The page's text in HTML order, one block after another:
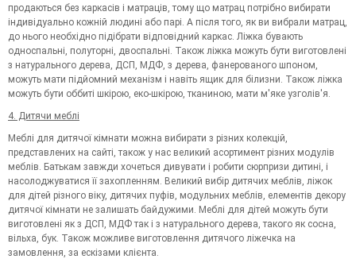
продаються без каркасів і матраців, тому що матрац потрібно вибирати
індивідуально кожній людині або парі. А після того, як ви вибрали матрац,
до нього необхідно підібрати відповідний каркас. Ліжка бувають
односпальні, полуторні, двоспальні. Також ліжка можуть бути виготовлені
з натурального дерева, ДСП, МДФ, з дерева, фанерованого шпоном,
можуть мати підйомний механізм і навіть ящик для білизни. Також ліжка
можуть бути оббиті шкірою, еко-шкірою, тканиною, мати м'яке узголів'я.
4. Дитячи меблі
Меблі для дитячої кімнати можна вибирати з різних колекцій,
представлених на сайті, також у нас великий асортимент різних модулів
меблів. Батькам завжди хочеться дивувати і робити сюрпризи дитині, і
насолоджуватися її захопленням. Великий вибір дитячих меблів, ліжок
для дітей різного віку, дитячих пуфів, модульних меблів, елементів декору
дитячої кімнати не залишать байдужими. Меблі для дітей можуть бути
виготовлені як з ДСП, МДФ так і з натурального дерева, такого як сосна,
вільха, бук. Також можливе виготовлення дитячого ліжечка на
замовлення, за ескізами клієнта.